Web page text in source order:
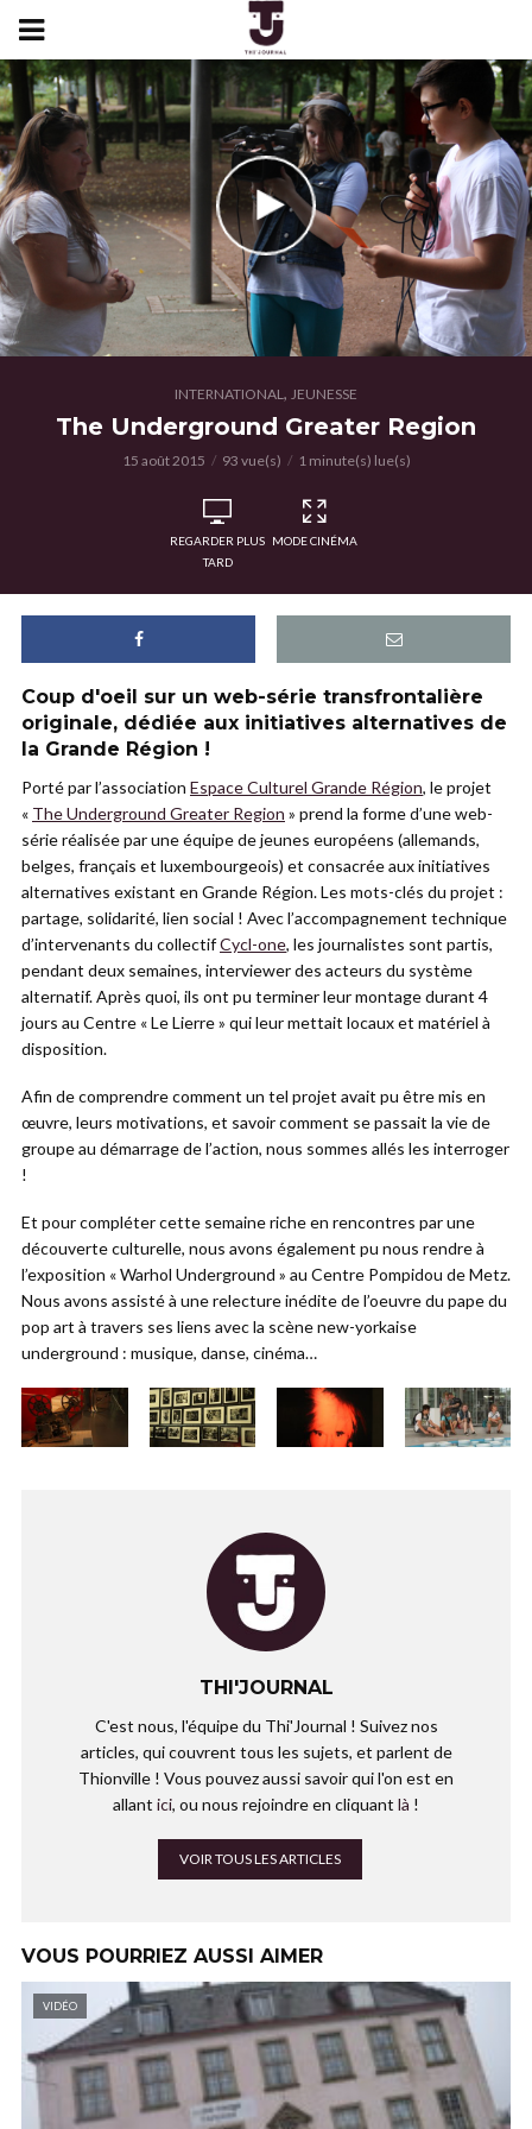
INTERNATIONAL, JEUNESSE
The Underground Greater Region
15 août 2015 93 vue(s) 1 minute(s) lue(s)
REGARDER PLUS
TARD
MODE CINÉMA
Coup d'oeil sur un web-série transfrontalière
originale, dédiée aux initiatives alternatives de
la Grande Région !
Porté par l’association Espace Culturel Grande Région, le projet
« The Underground Greater Region » prend la forme d’une web-
série réalisée par une équipe de jeunes européens (allemands,
belges, français et luxembourgeois) et consacrée aux initiatives
alternatives existant en Grande Région. Les mots-clés du projet :
partage, solidarité, lien social ! Avec l’accompagnement technique
d’intervenants du collectifCycl-one, les journalistes sont partis,
pendant deux semaines, interviewer des acteurs du système
alternatif. Après quoi, ils ont pu terminer leur montage durant 4
jours au Centre « Le Lierre » qui leur mettait locaux et matériel à
disposition.
Afin de comprendre comment un tel projet avait pu être mis en
œuvre, leurs motivations, et savoir comment se passait la vie de
groupe au démarrage de l’action, nous sommes allés les interroger
!
Et pour compléter cette semaine riche en rencontres par une
découverte culturelle, nous avons également pu nous rendre à
l’exposition « Warhol Underground » au Centre Pompidou de Metz.
Nous avons assisté à une relecture inédite de l’oeuvre du pape du
pop art à travers ses liens avec la scène new-yorkaise
underground : musique, danse, cinéma…
THI'JOURNAL
C'est nous, l'équipe du Thi'Journal ! Suivez nos
articles, qui couvrent tous les sujets, et parlent de
Thionville ! Vous pouvez aussi savoir qui l'on est en
allant ici, ou nous rejoindre en cliquant là !
VOIR TOUS LES ARTICLES
VOUS POURRIEZ AUSSI AIMER
VIDÉO